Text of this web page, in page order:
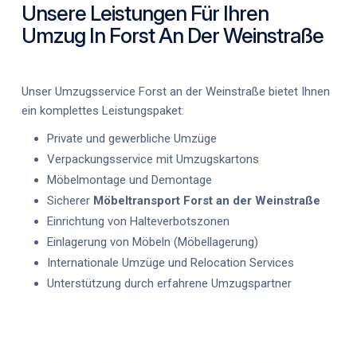
Unsere Leistungen Für Ihren
Umzug In Forst An Der Weinstraße
Unser Umzugsservice Forst an der Weinstraße bietet Ihnen
ein komplettes Leistungspaket:
Private und gewerbliche Umzüge
Verpackungsservice mit Umzugskartons
Möbelmontage und Demontage
Sicherer Möbeltransport Forst an der Weinstraße
Einrichtung von Halteverbotszonen
Einlagerung von Möbeln (Möbellagerung)
Internationale Umzüge und Relocation Services
Unterstützung durch erfahrene Umzugspartner